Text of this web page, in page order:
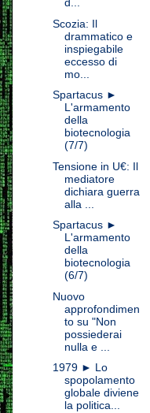
d...
Scozia: Il
drammatico e
inspiegabile
eccesso di
mo...
Spartacus ►
L'armamento
della
biotecnologia
(7/7)
Tensione in U€: Il
mediatore
dichiara guerra
alla ...
Spartacus ►
L'armamento
della
biotecnologia
(6/7)
Nuovo
approfondimen
to su "Non
possiederai
nulla e ...
1979 ► Lo
spopolamento
globale diviene
la politica...